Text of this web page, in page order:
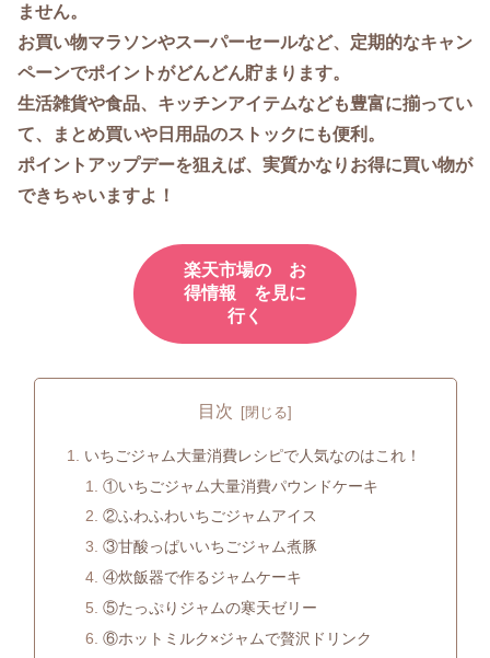
ません。
お買い物マラソンやスーパーセールなど、定期的なキャン
ペーンでポイントがどんどん貯まります。
生活雑貨や食品、キッチンアイテムなども豊富に揃ってい
て、まとめ買いや日用品のストックにも便利。
ポイントアップデーを狙えば、実質かなりお得に買い物が
できちゃいますよ！
楽天市場の お
得情報 を見に
行く
目次
いちごジャム大量消費レシピで人気なのはこれ！
①いちごジャム大量消費パウンドケーキ
②ふわふわいちごジャムアイス
③甘酸っぱいいちごジャム煮豚
④炊飯器で作るジャムケーキ
⑤たっぷりジャムの寒天ゼリー
⑥ホットミルク×ジャムで贅沢ドリンク